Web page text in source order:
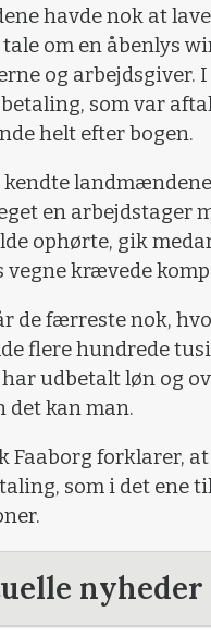
havde nok at
tale om en åbenlys
og arbejdsgiver.
som var
helt efter bogen.
en arbejdstager
ophørte, gik
vegne krævede
de færreste nok,
flere hundrede
udbetalt løn og
det kan man.
Faaborg forklarer,
som i det ene